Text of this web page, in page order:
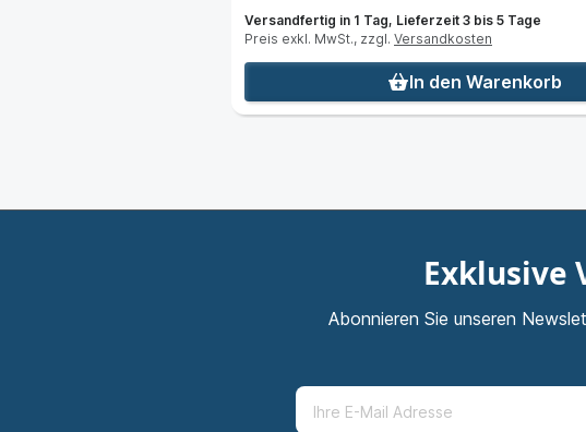
Versandfertig in 1 Tag, Lieferzeit 3 bis 5 Tage
Preis exkl. MwSt., zzgl. Versandkosten
In den Warenkorb
Exklusive
Abonnieren Sie unseren